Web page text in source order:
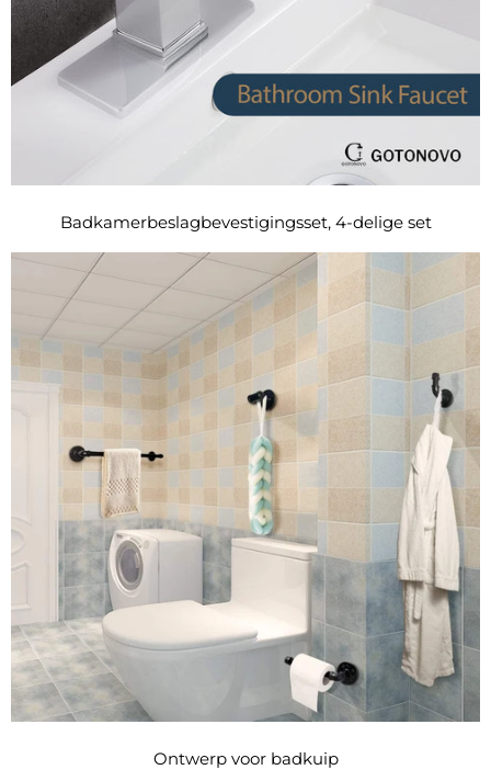
Badkamerbeslagbevestigingsset, 4-delige set
Ontwerp voor badkuip